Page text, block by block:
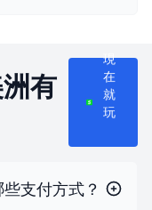
有
現
在
就
玩
支付方式？